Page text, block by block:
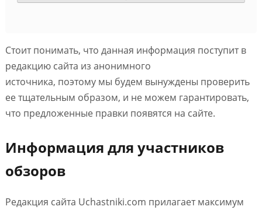
Стоит понимать, что данная информация поступит в
редакцию сайта из анонимного
источника, поэтому мы будем вынуждены проверить
ее тщательным образом, и не можем гарантировать,
что предложенные правки появятся на сайте.
Информация для участников
обзоров
Редакция сайта Uchastniki.com прилагает максимум